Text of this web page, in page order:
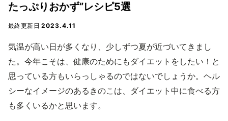
たっぷりおかず”レシピ5選
最終更新日2023.4.11
気温が高い日が多くなり、少しずつ夏が近づいてきまし
た。今年こそは、健康のためにもダイエットをしたい！と
思っている方もいらっしゃるのではないでしょうか。ヘル
シーなイメージのあるきのこは、ダイエット中に食べる方
も多くいるかと思います。